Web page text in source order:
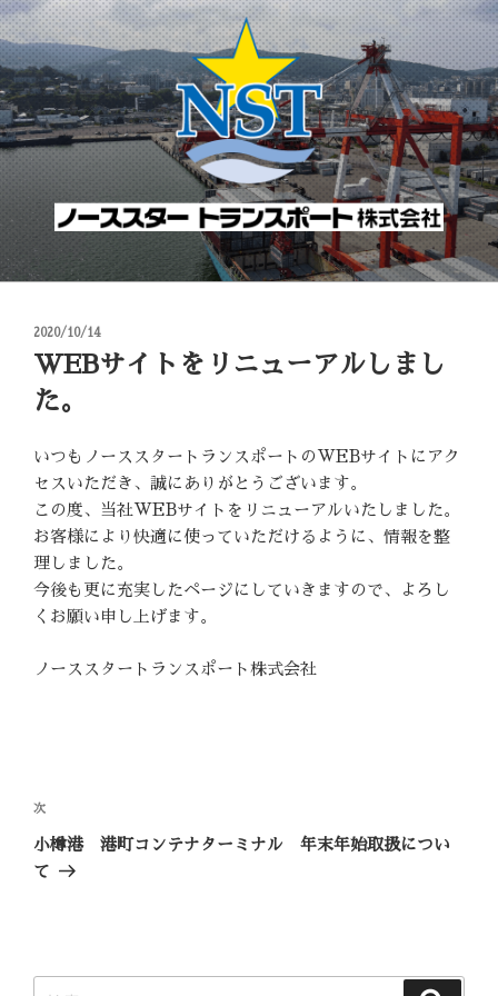
コ
ン
テ
ン
ツ
へ
ス
ッ
投
稿
日:
2020/10/14
WEBサイトをリニューアルしまし
た。
いつもノーススタートランスポートのWEBサイトにアク
セスいただき、誠にありがとうございます。
この度、当社WEBサイトをリニューアルいたしました。
お客様により快適に使っていただけるように、情報を整
理しました。
今後も更に充実したページにしていきますので、よろし
くお願い申し上げます。
ノーススタートランスポート株式会社
稿
ナ
ビ
ョ
次
の
投
次
小樽港 港町コンテナターミナル 年末年始取扱につい
て